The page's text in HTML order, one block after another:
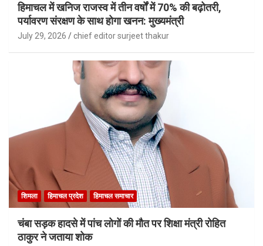
हिमाचल में खनिज राजस्व में तीन वर्षों में 70% की बढ़ोतरी,
पर्यावरण संरक्षण के साथ होगा खनन: मुख्यमंत्री
July 29, 2026 chief editor surjeet thakur
शिमला हिमाचल प्रदेश हिमाचल समाचार
चंबा सड़क हादसे में पांच लोगों की मौत पर शिक्षा मंत्री रोहित
ठाकुर ने जताया शोक